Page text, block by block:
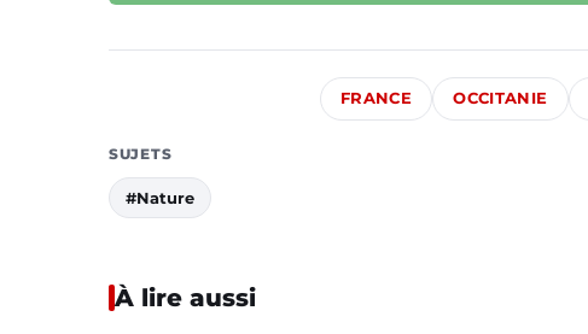
FRANCE OCCITANIE
SUJETS
#Nature
À lire aussi